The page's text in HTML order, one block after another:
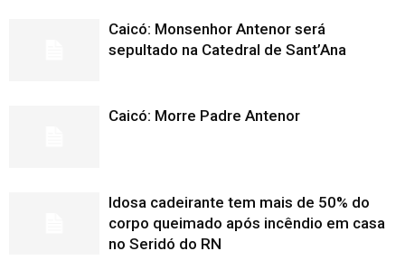
Caicó: Monsenhor Antenor será
sepultado na Catedral de Sant’Ana
Caicó: Morre Padre Antenor
Idosa cadeirante tem mais de 50% do
corpo queimado após incêndio em casa
no Seridó do RN